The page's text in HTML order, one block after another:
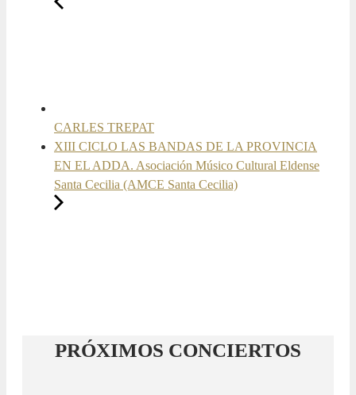
CARLES TREPAT
XIII CICLO LAS BANDAS DE LA PROVINCIA
EN EL ADDA. Asociación Músico Cultural Eldense
Santa Cecilia (AMCE Santa Cecilia)
PRÓXIMOS CONCIERTOS